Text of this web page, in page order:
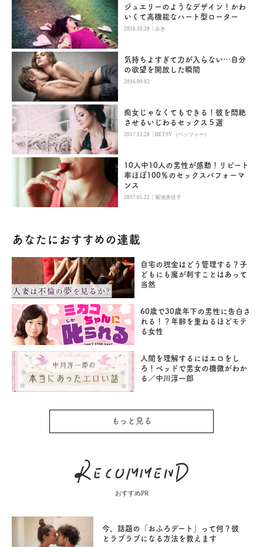
ジュエリーのようなデザイン！かわ
いくて高機能なハート型ローター
2016.10.28 |みき
気持ちよすぎて力が入らない…自分
の欲望を開放した瞬間
2016.09.02
痴女じゃなくてもできる！彼を悶絶
させるいじわるセックス５選
2017.12.28 |BETSY（ベッツィー）
10人中10人の男性が感動！リピート
率ほぼ100％のセックスパフォーマ
ンス
2017.05.22 |菊池美佳子
あなたにおすすめの連載
自宅の現金はどう管理する？子
どもにも魔が刺すことはあって
当然
60歳で30歳年下の男性に告白さ
れる！？年齢を重ねるほどモテ
る女性
人間を理解するにはエロをし
ろ！ベッドで男女の機微がわか
る／中川淳一郎
もっと見る
おすすめPR
今、話題の「おふろデート」って何？彼
とラブラブになる方法を教えます